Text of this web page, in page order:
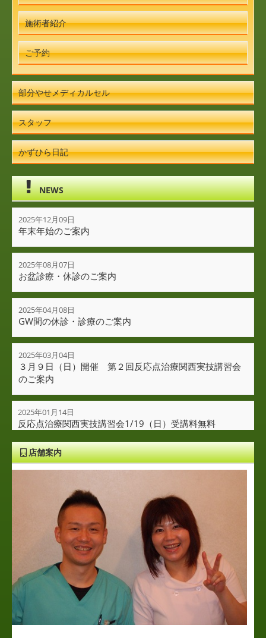
施術者紹介
ご予約
部分やせメディカルセル
スタッフ
かずひら日記
NEWS
2025年12月09日
年末年始のご案内
2025年08月07日
お盆診療・休診のご案内
2025年04月08日
GW間の休診・診療のご案内
2025年03月04日
３月９日（日）開催 第２回反応点治療関西実技講習会
のご案内
2025年01月14日
反応点治療関西実技講習会1/19（日）受講料無料
店舗案内